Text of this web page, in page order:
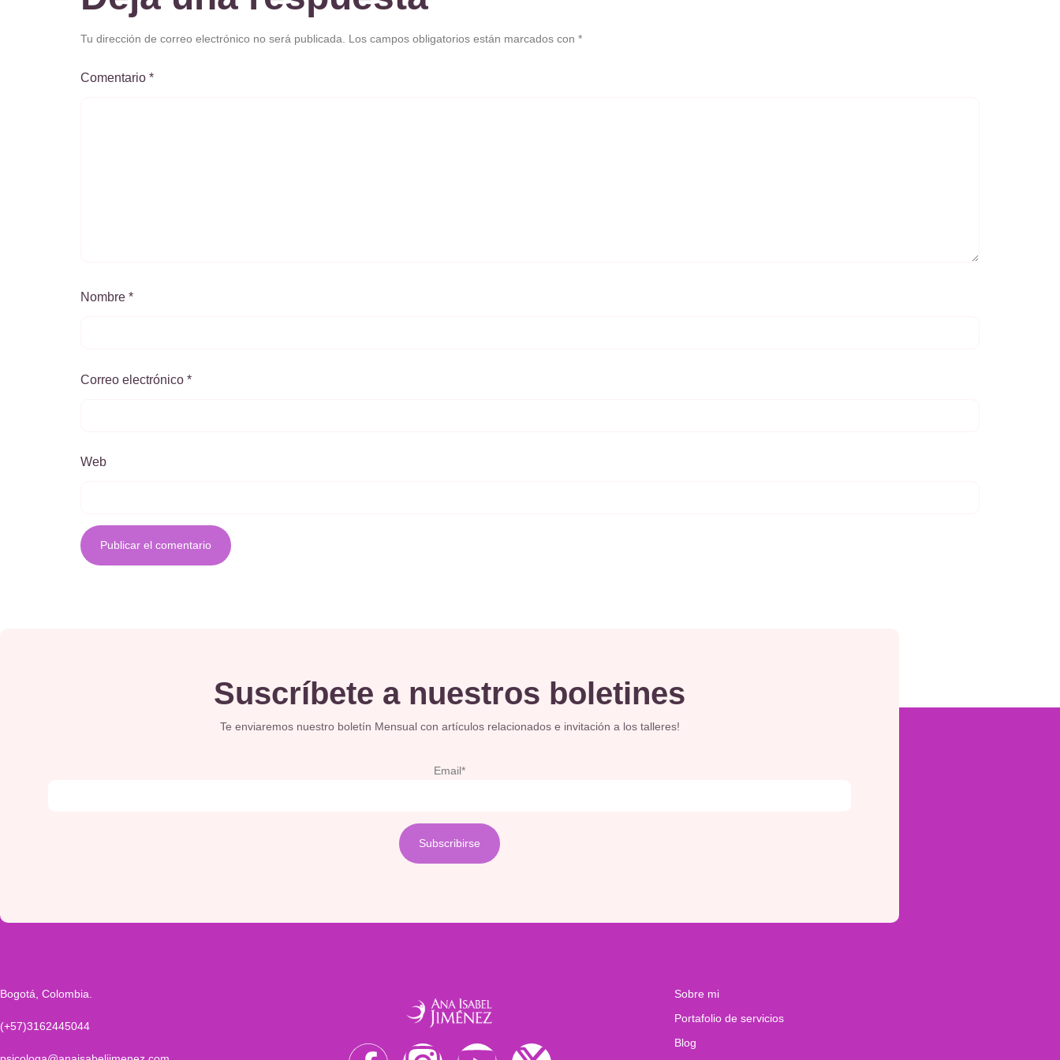
Tu dirección de correo electrónico no será publicada. Los campos obligatorios están marcados con *
Comentario *
Nombre *
Correo electrónico *
Web
Suscríbete a nuestros boletines
Te enviaremos nuestro boletín Mensual con artículos relacionados e invitación a los talleres!
Email*
Bogotá, Colombia.
(+57)3162445044
Sobre mi
Portafolio de servicios
Blog